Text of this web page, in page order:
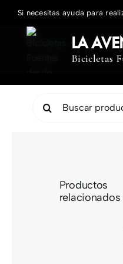
contenido
Si necesitas ayuda para
LA
Bicicletas
Productos
relacionados